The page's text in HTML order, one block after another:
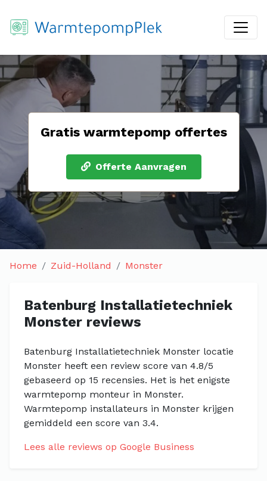
Gratis warmtepomp offertes
Offerte Aanvragen
Home Zuid-Holland Monster
Batenburg Installatietechniek
Monster reviews
Batenburg Installatietechniek Monster locatie
Monster heeft een review score van 4.8/5
gebaseerd op 15 recensies. Het is het enigste
warmtepomp monteur in Monster.
Warmtepomp installateurs in Monster krijgen
gemiddeld een score van 3.4.
Lees alle reviews op Google Business